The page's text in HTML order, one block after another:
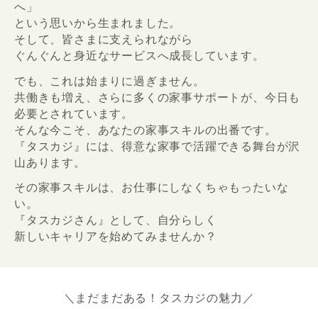
へ」
という思いから生まれました。
そして、皆さまに支えられながら
ぐんぐんと身近なサービスへ成長しています。
でも、これは始まりに過ぎません。
共働きも増え、さらに多くの家事サポートが、今日も
必要とされています。
そんな今こそ、あなたの家事スキルの出番です。
『タスカジ』には、得意な家事で活躍できる舞台が沢
山あります。
その家事スキルは、お仕事にしなくちゃもったいな
い。
『タスカジさん』として、自分らしく
新しいキャリアを始めてみませんか？
＼まだまだある！タスカジの魅力／